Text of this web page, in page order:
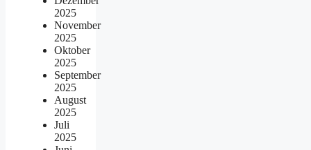
2025
November
2025
Oktober
2025
September
2025
August
2025
Juli
2025